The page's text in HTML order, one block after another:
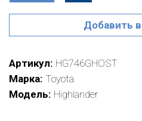
Добавить
Артикул HG746GHOST
Марка Toyota
Модель Highlander